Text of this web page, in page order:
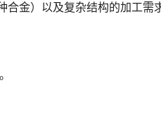
金）以及复杂结构的加工需